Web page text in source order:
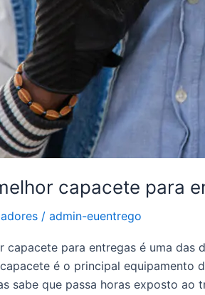
capacete para
/ admin-euentrego
capacete para entregas é uma
é o principal equipamento
sabe que passa horas exposto